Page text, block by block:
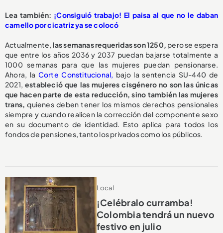
Lea también: ¡Consiguió trabajo! El paisa al que no le daban
camello por cicatriz ya se colocó
Actualmente, las semanas requeridas son 1250, pero se espera
que entre los años 2036 y 2037 puedan bajarse totalmente a
1000 semanas para que las mujeres puedan pensionarse.
Ahora, la Corte Constitucional, bajo la sentencia SU-440 de
2021, estableció que las mujeres cisgénero no son las únicas
que hacen parte de esta reducción, sino también las mujeres
trans,quienes deben tener los mismos derechos pensionales
siempre y cuando realicen la corrección del componente sexo
en su documento de identidad. Esto aplica para todos los
fondos de pensiones, tanto los privados como los públicos.
Local
¡Celébralo curramba!
Colombia tendrá un nuevo
festivo en julio